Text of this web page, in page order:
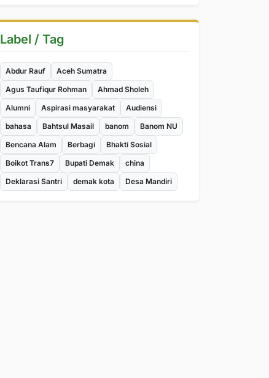
Label / Tag
Abdur Rauf
Aceh Sumatra
Agus Taufiqur Rohman
Ahmad Sholeh
Alumni
Aspirasi masyarakat
Audiensi
bahasa
Bahtsul Masail banom
Banom NU
Bencana Alam
Berbagi
Bhakti Sosial
Boikot Trans7
Bupati Demak
china
Deklarasi Santri
demak kota Desa Mandiri